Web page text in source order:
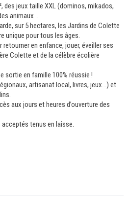
des jeux taille XXL (dominos, mikados,
animaux …
sur 5 hectares, les Jardins de Colette
unique pour tous les âges.
en enfance, jouer, éveiller ses
Colette et de la célèbre écolière
sortie en famille 100% réussie !
artisanat local, livres, jeux...) et
aux jours et heures d’ouverture des
tenus en laisse.